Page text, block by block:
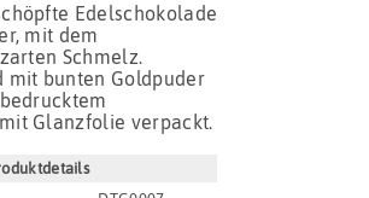
Edelschokolade
mit dem
Schmelz.
mit bunten Goldpuder
Glanzfolie verpackt.